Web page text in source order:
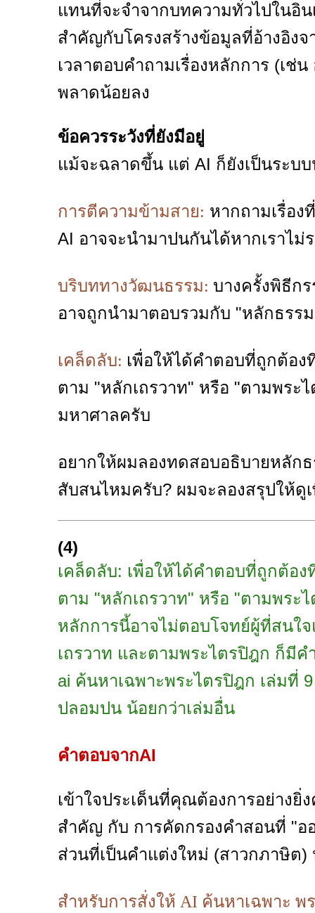
แทนที่จะจำจากบทความทั่วไปในอิน
สำคัญกับโครงสร้างข้อมูลที่อ้างอิง
เวลาตอบคำถามเรื่องหลักการ (เ
พลาดน้อยลง
ข้อควรระวังที่ยังมีอยู่
แม้จะฉลาดขึ้น แต่ AI ก็ยังเป็นระบ
การตีความข้ามสาย: หากถามเรื่อง
AI อาจจะนำมาปนกันได้หากเราไม่
บริบททางวัฒนธรรม: บางครั้งพิธีก
อาจถูกนำมาตอบรวมกับ "หลักธรร
เคล็ดลับ: เพื่อให้ได้คำตอบที่ถูกต้อง
ตาม "หลักเถรวาท" หรือ "ตามพระ
มหาศาลครับ
อยากให้ผมลองทดสอบอธิบายหลัก
สับสนไหมครับ? ผมจะลองสรุปให้ดู
(4)
เคล็ดลับ: เพื่อให้ได้คำตอบที่ถูกต้อ
ตาม "หลักเถรวาท" หรือ "ตามพระ
หลักการนี้อาจไม่ตอบโจทย์ผู้ที่สนใจ
เถรวาท และตามพระไตรปิฎก ก็มี
ai ค้นหาเฉพาะพระไตรปิฎก เล่มที่
ปลอมปน น้อยกว่าเล่มอื่น
คำตอบจากAI
เข้าใจประเด็นที่คุณต้องการอย่าง
สำคัญ กับ การคัดกรองคำสอนที่ "อ
ส่วนที่เป็นคำแต่งใหม่ (สาวกภาษิต)
สำหรับการสั่งให้ AI ค้นหาเฉพาะ พ